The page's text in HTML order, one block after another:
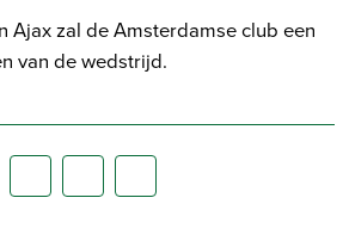
Ajax zal de Amsterdamse club een
van de wedstrijd.